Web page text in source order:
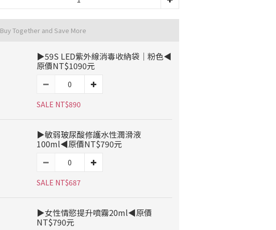
Buy Together and Save More
▶59S LED紫外線消毒收納袋｜粉色◀
原價NT$1090元
SALE NT$890
▶敏弱玻尿酸修護水性潤滑液
100ml◀原價NT$790元
SALE NT$687
▶女性情慾提升噴霧20ml◀原價
NT$790元